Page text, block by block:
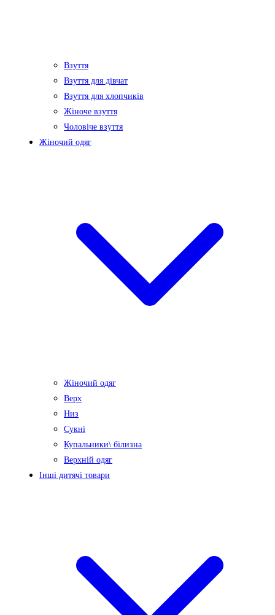
Взуття
Взуття для дівчат
Взуття для хлопчиків
Жіноче взуття
Чоловіче взуття
Жіночий одяг
Жіночий одяг
Верх
Низ
Сукні
Купальники\ білизна
Верхній одяг
Інші дитячі товари